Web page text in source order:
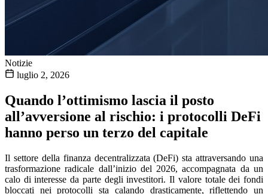
Notizie
luglio 2, 2026
Quando l’ottimismo lascia il posto
all’avversione al rischio: i protocolli DeFi
hanno perso un terzo del capitale
Il settore della finanza decentralizzata (DeFi) sta attraversando una
trasformazione radicale dall’inizio del 2026, accompagnata da un
calo di interesse da parte degli investitori. Il valore totale dei fondi
bloccati nei protocolli sta calando drasticamente, riflettendo un